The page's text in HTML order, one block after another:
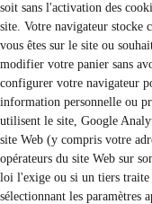
soit sans l'activation des
site. Votre navigateur stocke
vous êtes sur le site ou
modifier votre panier sans
configurer votre navigateur
information personnelle ou
utilisent le site, Google
site Web (y compris votre
opérateurs du site Web sur
loi l'exige ou si un tiers traite
sélectionnant les paramètres